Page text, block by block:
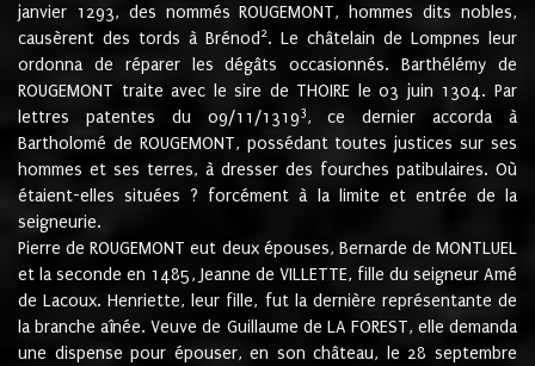
janvier 1293, des nommés ROUGEMONT, hommes dits nobles,
causèrent des tords à Brénod 2. Le châtelain de Lompnes leur
ordonna de réparer les dégâts occasionnés. Barthélémy de
ROUGEMONT traite avec le sire de THOIRE le 03 juin 1304. Par
lettres patentes du 09/11/13193, ce dernier accorda à
Bartholomé de ROUGEMONT, possédant toutes justices sur ses
hommes et ses terres, à dresser des fourches patibulaires. Où
étaient-elles situées ? forcément à la limite et entrée de la
seigneurie.
Pierre de ROUGEMONT eut deux épouses, Bernarde de MONTLUEL
et la seconde en 1485, Jeanne de VILLETTE, fille du seigneur Amé
de Lacoux. Henriette, leur fille, fut la dernière représentante de
la branche aînée. Veuve de Guillaume de LA FOREST, elle demanda
une dispense pour épouser, en son château, le 28 septembre